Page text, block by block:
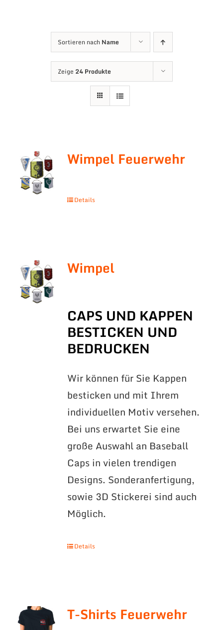
Sortieren nach Name
Zeige 24 Produkte
Wimpel Feuerwehr
Details
Wimpel
CAPS UND KAPPEN
BESTICKEN UND
BEDRUCKEN
Wir können für Sie Kappen
besticken und mit Ihrem
individuellen Motiv versehen.
Bei uns erwartet Sie eine
große Auswahl an Baseball
Caps in vielen trendigen
Designs. Sonderanfertigung,
sowie 3D Stickerei sind auch
Möglich.
Details
T-Shirts Feuerwehr